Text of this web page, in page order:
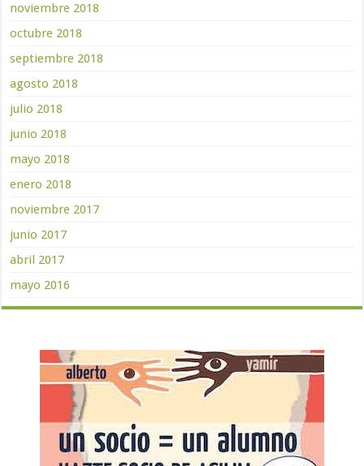
noviembre 2018
octubre 2018
septiembre 2018
agosto 2018
julio 2018
junio 2018
mayo 2018
enero 2018
noviembre 2017
junio 2017
abril 2017
mayo 2016